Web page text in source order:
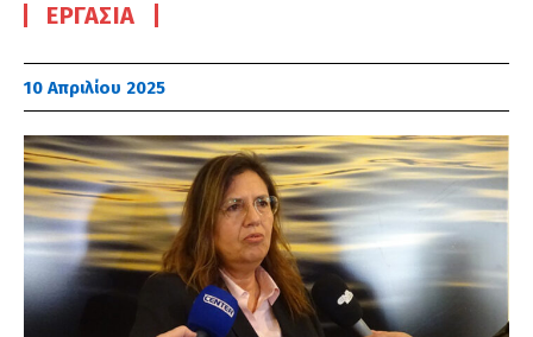
ΕΡΓΑΣΊΑ
10 Απριλίου 2025